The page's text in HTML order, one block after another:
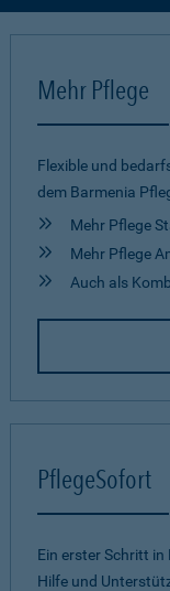
Mehr Pflege
Flexible und
dem Barmenia
Mehr Pflege
Mehr Pflege
Auch als
PflegeSofort
Ein erster Schritt
Hilfe und